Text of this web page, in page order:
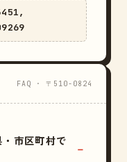
FAQ · 〒510-0824
市区町村で